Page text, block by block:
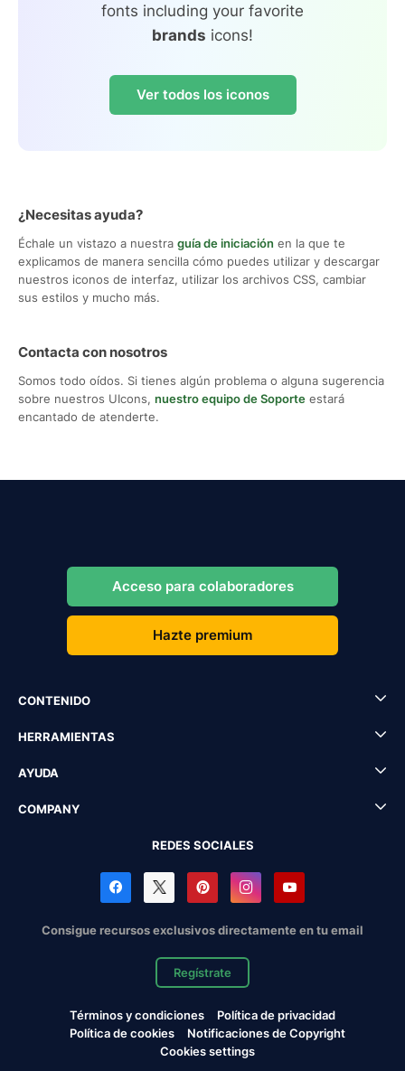
fonts including your favorite
brands icons!
Ver todos los iconos
¿Necesitas ayuda?
Échale un vistazo a nuestra guía de iniciación en la que te
explicamos de manera sencilla cómo puedes utilizar y descargar
nuestros iconos de interfaz, utilizar los archivos CSS, cambiar
sus estilos y mucho más.
Contacta con nosotros
Somos todo oídos. Si tienes algún problema o alguna sugerencia
sobre nuestros UIcons, nuestro equipo de Soporte estará
encantado de atenderte.
Acceso para colaboradores
Hazte premium
CONTENIDO
HERRAMIENTAS
AYUDA
COMPANY
REDES SOCIALES
Consigue recursos exclusivos directamente en tu email
Regístrate
Términos y condiciones
Política de privacidad
Política de cookies
Notificaciones de Copyright
Cookies settings